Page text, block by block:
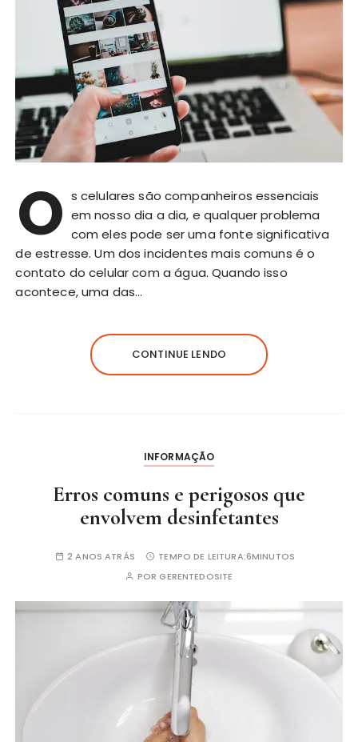
O s celulares são companheiros essenciais
em nosso dia a dia, e qualquer problema
com eles pode ser uma fonte significativa
de estresse. Um dos incidentes mais comuns é o
contato do celular com a água. Quando isso
acontece, uma das…
CONTINUE LENDO
INFORMAÇÃO
Erros comuns e perigosos que
envolvem desinfetantes
2 ANOS ATRÁS TEMPO DE LEITURA:6MINUTOS
PORGERENTEDOSITE